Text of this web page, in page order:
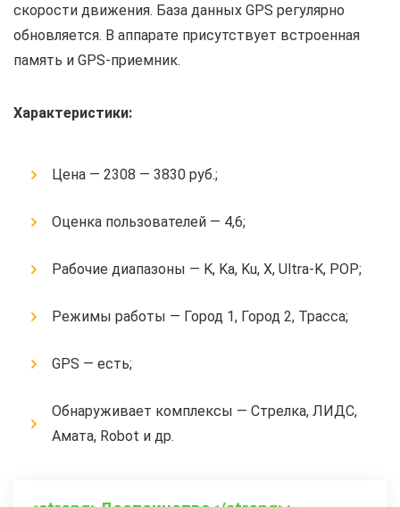
скорости движения. База данных GPS регулярно
обновляется. В аппарате присутствует встроенная
память и GPS-приемник.
Характеристики:
Цена — 2308 — 3830 руб.;
Оценка пользователей — 4,6;
Рабочие диапазоны — K, Ka, Ku, X, Ultra-K, POP;
Режимы работы — Город 1, Город 2, Трасса;
GPS — есть;
Обнаруживает комплексы — Стрелка, ЛИДС,
Амата, Robot и др.